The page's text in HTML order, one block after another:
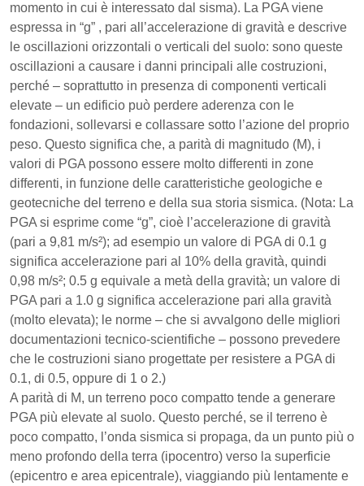
momento in cui è interessato dal sisma). La PGA viene
espressa in “g” , pari all’accelerazione di gravità e descrive
le oscillazioni orizzontali o verticali del suolo: sono queste
oscillazioni a causare i danni principali alle costruzioni,
perché – soprattutto in presenza di componenti verticali
elevate – un edificio può perdere aderenza con le
fondazioni, sollevarsi e collassare sotto l’azione del proprio
peso. Questo significa che, a parità di magnitudo (M), i
valori di PGA possono essere molto differenti in zone
differenti, in funzione delle caratteristiche geologiche e
geotecniche del terreno e della sua storia sismica. (Nota: La
PGA si esprime come “g”, cioè l’accelerazione di gravità
(pari a 9,81 m/s²); ad esempio un valore di PGA di 0.1 g
significa accelerazione pari al 10% della gravità, quindi
0,98 m/s²; 0.5 g equivale a metà della gravità; un valore di
PGA pari a 1.0 g significa accelerazione pari alla gravità
(molto elevata); le norme – che si avvalgono delle migliori
documentazioni tecnico-scientifiche – possono prevedere
che le costruzioni siano progettate per resistere a PGA di
0.1, di 0.5, oppure di 1 o 2.)
A parità di M, un terreno poco compatto tende a generare
PGA più elevate al suolo. Questo perché, se il terreno è
poco compatto, l’onda sismica si propaga, da un punto più o
meno profondo della terra (ipocentro) verso la superficie
(epicentro e area epicentrale), viaggiando più lentamente e